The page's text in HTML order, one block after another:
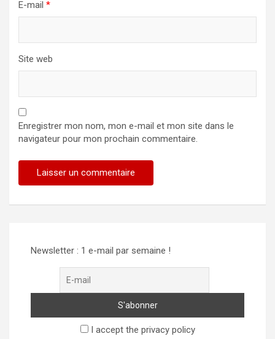
E-mail *
Site web
Enregistrer mon nom, mon e-mail et mon site dans le
navigateur pour mon prochain commentaire.
Newsletter : 1 e-mail par semaine !
I accept the privacy policy